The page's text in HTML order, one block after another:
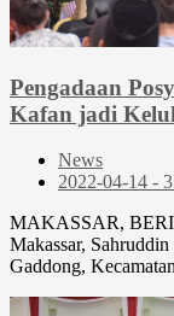
Pengadaan
Kafan jadi
News
2022-04-14 -
MAKASSAR,
Makassar,
Gaddong,